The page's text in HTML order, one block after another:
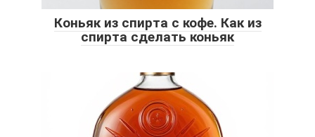
Коньяк из спирта с кофе. Как из
спирта сделать коньяк